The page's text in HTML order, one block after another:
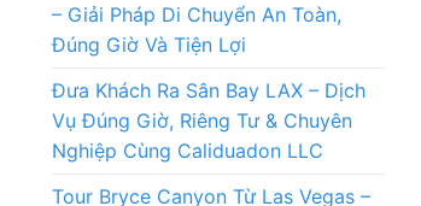
– Giải Pháp Di Chuyển An Toàn,
Đúng Giờ Và Tiện Lợi
Đưa Khách Ra Sân Bay LAX – Dịch
Vụ Đúng Giờ, Riêng Tư & Chuyên
Nghiệp Cùng Caliduadon LLC
Tour Bryce Canyon Từ Las Vegas –